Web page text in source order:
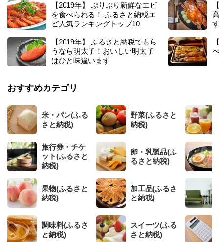
【2019年】 ぷりぷり新鮮なエビ
を食べられる！ ふるさと納税エ
ビ人気ランキングトップ10
【2019年】 ふるさと納税でもら
うなら明太子！おいしい明太子
はひと味違います
おすすめカテゴリ
米・パン(ふる
さと納税)
旅行券・チケ
ット(ふるさと
納税)
果物(ふるさと
納税)
調味料(ふるさ
と納税)
野菜(ふるさと
納税)
卵・乳製品(ふ
るさと納税)
加工品(ふるさ
と納税)
スイーツ(ふる
さと納税)